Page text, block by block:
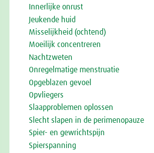
Innerlijke onrust
Jeukende huid
Misselijkheid (ochtend)
Moeilijk concentreren
Nachtzweten
Onregelmatige menstruatie
Opgeblazen gevoel
Opvliegers
Slaapproblemen oplossen
Slecht slapen in de perimenopauze
Spier- en gewrichtspijn
Spierspanning